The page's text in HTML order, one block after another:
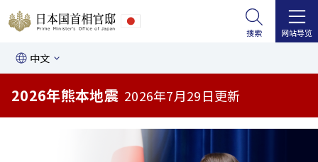
搜索 网站导览
中文
2026年熊本地震 2026年7月29日更新